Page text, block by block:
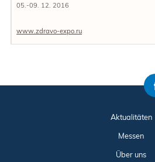
05.-09. 12. 2016
www.zdravo-expo.ru
Aktualitäten
Messen
Über uns